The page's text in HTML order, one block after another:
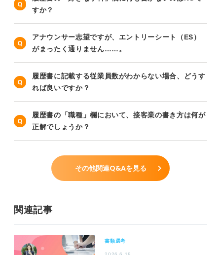
すか？
アナウンサー志望ですが、エントリーシート（ES）
がまったく通りません……。
履歴書に記載する従業員数がわからない場合、どうす
れば良いですか？
履歴書の「職種」欄において、接客業の書き方は何が
正解でしょうか？
その他関連Q&Aを見る
関連記事
書類選考